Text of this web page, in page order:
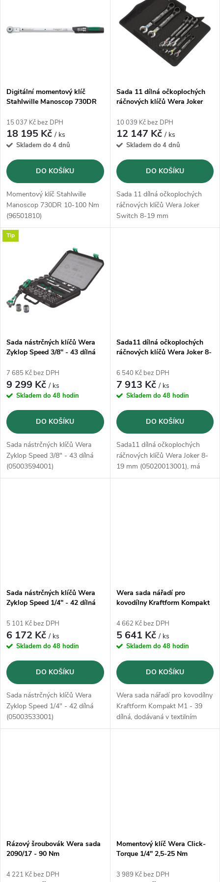
e
p
r
o
d
u
k
t
p
s
p
r
o
d
u
k
Digitální momentový klíč
Stahlwille Manoscop 730DR
15 037 Kč bez DPH
18 195 Kč/ ks
Skladem do 4 dnů
DO KOŠÍKU
Momentový klíč Stahlwille
Manoscop 730DR 10-100 Nm
(96501810)
Sada 11 dílná očkoplochých
ráčnových klíčů Wera Joker
(05020091001)
10 039 Kč bez DPH
12 147 Kč/ ks
Skladem do 4 dnů
DO KOŠÍKU
Sada 11 dílná očkoplochých
ráčnových klíčů Wera Joker
Switch 8-19 mm
(05020091001), přepínatelné
Tip
Sada nástrčných klíčů Wera
Zyklop Speed 3/8" - 43 dílná
7 685 Kč bez DPH
9 299 Kč/ ks
Skladem do 48 hodin
DO KOŠÍKU
Sada nástrčných klíčů Wera
Zyklop Speed 3/8" - 43 dílná
(05003594001)
Sada11 dílná očkoplochých
ráčnových klíčů Wera Joker 8-
6 540 Kč bez DPH
7 913 Kč/ ks
Skladem do 48 hodin
DO KOŠÍKU
Sada11 dílná očkoplochých
ráčnových klíčů Wera Joker 8-
19 mm (05020013001), má
jemně ozubený ráčnový
Sada nástrčných klíčů Wera
Zyklop Speed 1/4" - 42 dílná
5 101 Kč bez DPH
6 172 Kč/ ks
Skladem do 48 hodin
DO KOŠÍKU
Sada nástrčných klíčů Wera
Zyklop Speed 1/4" - 42 dílná
(05003533001)
Wera sada nářadí pro
kovodílny Kraftform Kompakt
4 662 Kč bez DPH
5 641 Kč/ ks
Skladem do 48 hodin
DO KOŠÍKU
Wera sada nářadí pro kovodílny
Kraftform Kompakt M1 - 39
dílná, dodávaná v textilním
pouzdru
Rázový šroubovák Wera sada
2090/17 - 90 Nm
4 221 Kč bez DPH
Momentový klíč Wera Click-
Torque 1/4" 2,5-25 Nm
3 989 Kč bez DPH